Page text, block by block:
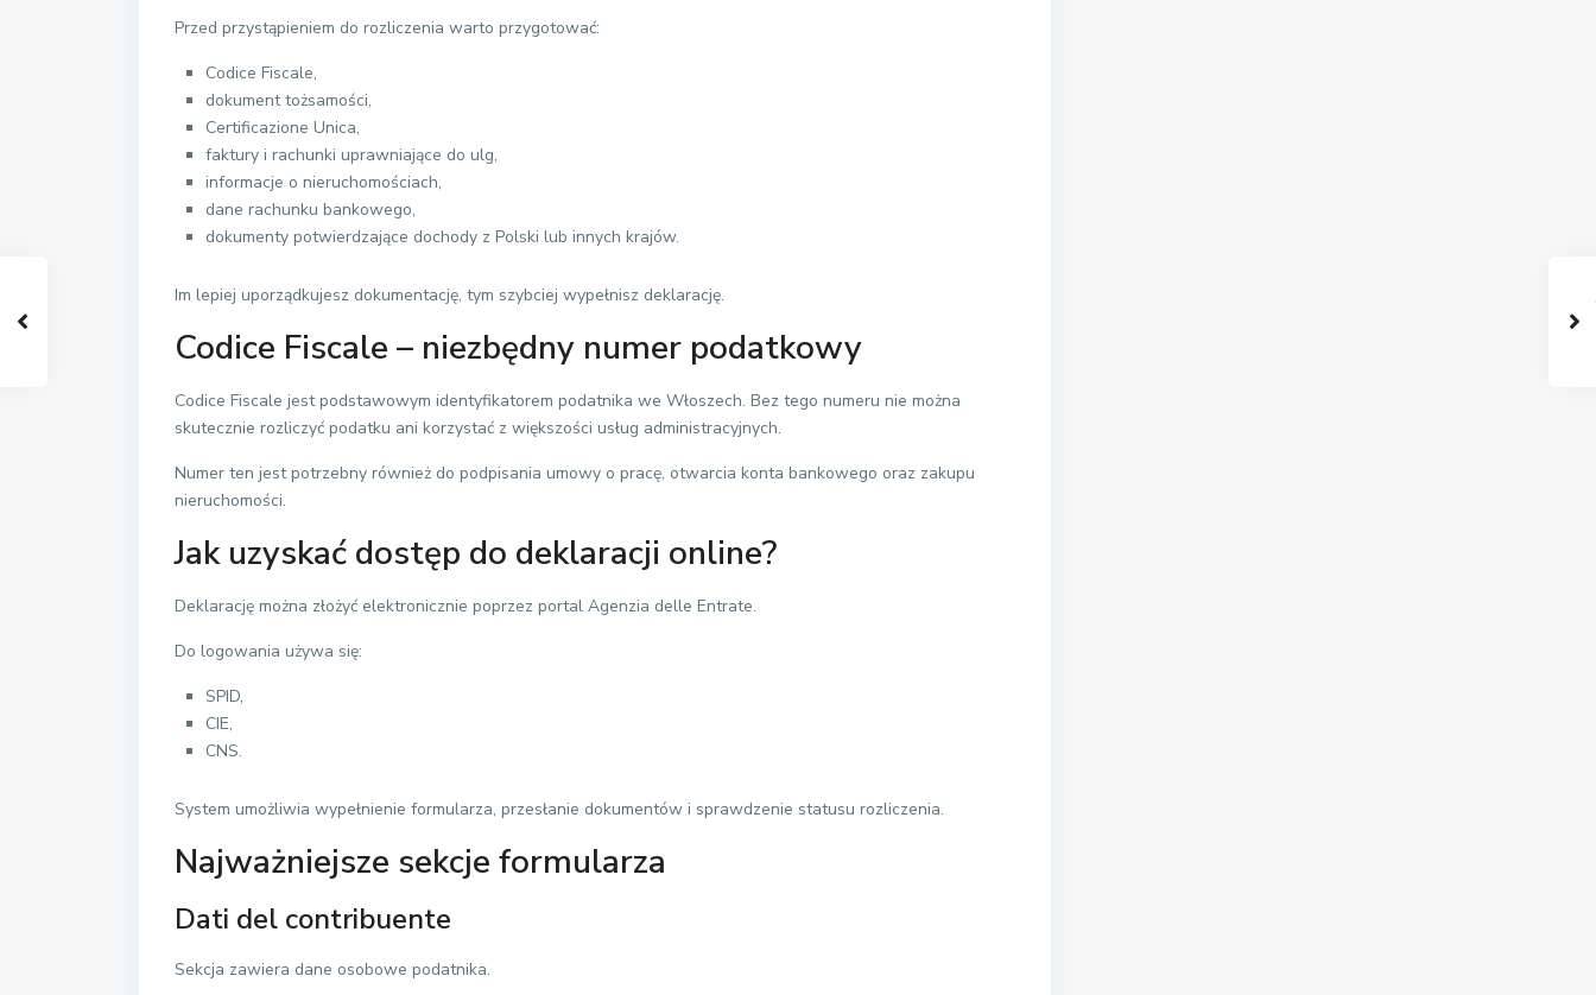
Przed przystąpieniem do rozliczenia warto przygotować:
Codice Fiscale,
dokument tożsamości,
Certificazione Unica,
faktury i rachunki uprawniające do ulg,
informacje o nieruchomościach,
dane rachunku bankowego,
dokumenty potwierdzające dochody z Polski lub innych krajów.
Im lepiej uporządkujesz dokumentację, tym szybciej wypełnisz deklarację.
Codice Fiscale – niezbędny numer podatkowy
Codice Fiscale jest podstawowym identyfikatorem podatnika we Włoszech. Bez tego numeru nie można
skutecznie rozliczyć podatku ani korzystać z większości usług administracyjnych.
Numer ten jest potrzebny również do podpisania umowy o pracę, otwarcia konta bankowego oraz zakupu
nieruchomości.
Jak uzyskać dostęp do deklaracji online?
Deklarację można złożyć elektronicznie poprzez portal Agenzia delle Entrate.
Do logowania używa się:
SPID,
CIE,
CNS.
System umożliwia wypełnienie formularza, przesłanie dokumentów i sprawdzenie statusu rozliczenia.
Najważniejsze sekcje formularza
Dati del contribuente
Sekcja zawiera dane osobowe podatnika.